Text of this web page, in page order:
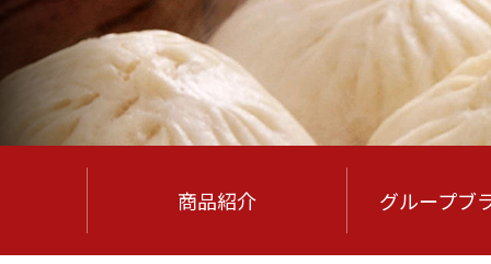
商品紹介 グループブ